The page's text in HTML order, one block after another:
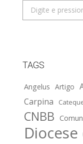
Search:
TAGS
Angelus Artigo
Carpina
CNBB